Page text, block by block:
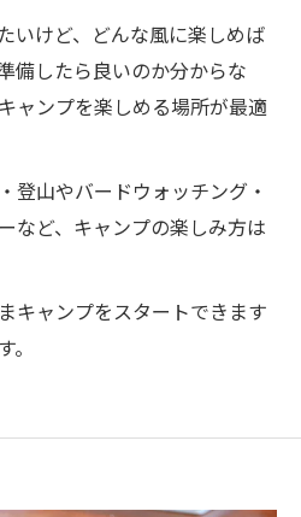
いけど、どんな風に楽しめば
備したら良いのか分からな
ャンプを楽しめる場所が最適
登山やバードウォッチング・
など、キャンプの楽しみ方は
キャンプをスタートできます